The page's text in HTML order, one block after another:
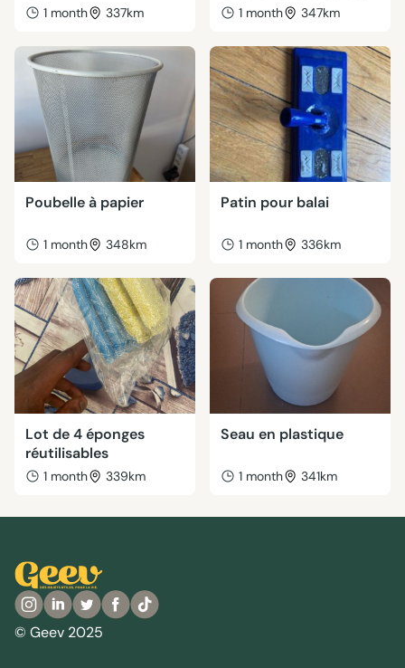
1 month 337km 1 month 347km
Poubelle à papier
1 month 348km
Patin pour balai
1 month 336km
Lot de 4 éponges
réutilisables
1 month 339km
Seau en plastique
1 month 341km
© Geev 2025